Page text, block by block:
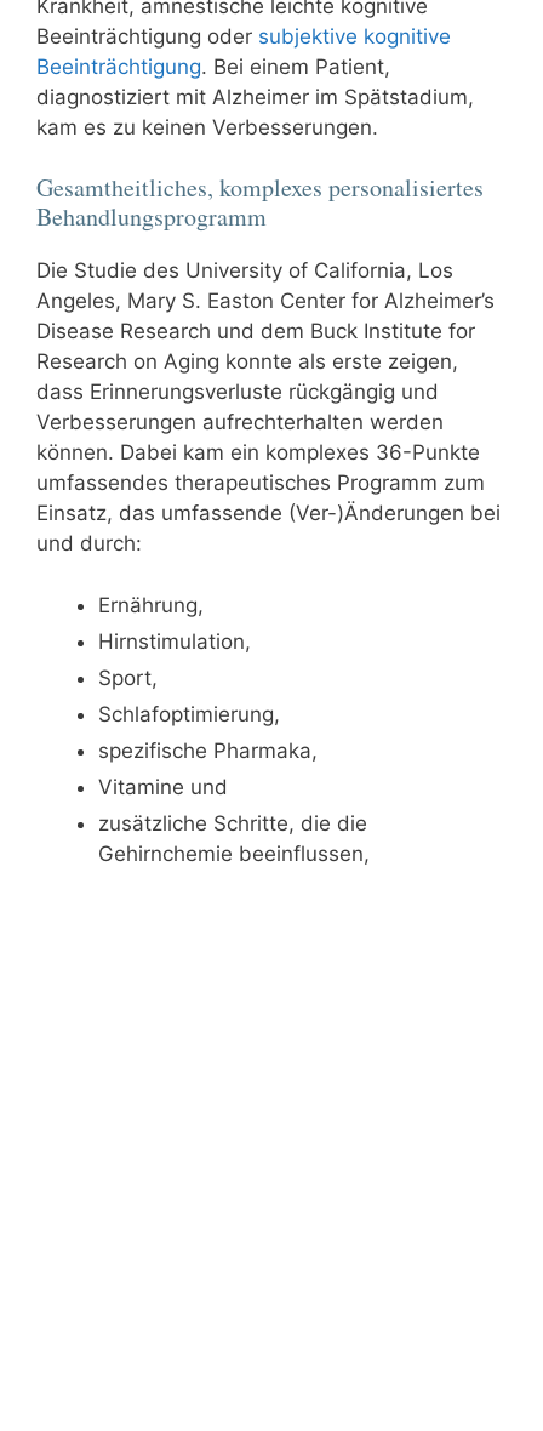
Krankheit, amnestische leichte kognitive
Beeinträchtigung oder subjektive kognitive
Beeinträchtigung. Bei einem Patient,
diagnostiziert mit Alzheimer im Spätstadium,
kam es zu keinen Verbesserungen.
Gesamtheitliches, komplexes personalisiertes
Behandlungsprogramm
Die Studie des University of California, Los
Angeles, Mary S. Easton Center for Alzheimer’s
Disease Research und dem Buck Institute for
Research on Aging konnte als erste zeigen,
dass Erinnerungsverluste rückgängig und
Verbesserungen aufrechterhalten werden
können. Dabei kam ein komplexes 36-Punkte
umfassendes therapeutisches Programm zum
Einsatz, das umfassende (Ver-)Änderungen bei
und durch:
Ernährung,
Hirnstimulation,
Sport,
Schlafoptimierung,
spezifische Pharmaka,
Vitamine und
zusätzliche Schritte, die die
Gehirnchemie beeinflussen,